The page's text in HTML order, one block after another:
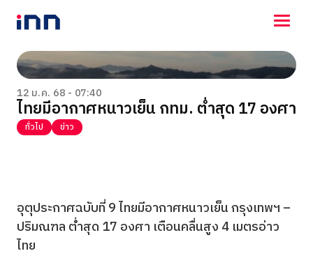
NEWS
ENTERTAINMENT
LIFESTYLE
HOROSCOPE
12 ม.ค. 68 - 07:40
ไทยมีอากาศหนาวเย็น กทม. ตํ่าสุด 17 องศา
ทั่วไป ข่าว
อุตุประกาศฉบับที่ 9 ไทยมีอากาศหนาวเย็น กรุงเทพฯ –
ปริมณฑล ตํ่าสุด 17 องศา เตือนคลื่นสูง 4 เมตรอ่าว
ไทย